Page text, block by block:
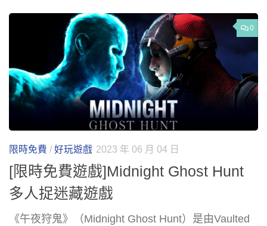
0
限時免費 / 好玩遊戲 2023 年 06 月 04 日
[限時免費遊戲]Midnight Ghost Hunt
多人捉迷藏遊戲
《午夜狩鬼》（Midnight Ghost Hunt）是由Vaulted